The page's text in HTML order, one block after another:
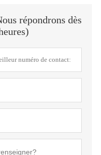
répondrons dès